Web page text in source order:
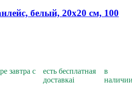
белый, 20х20 см, 100
завтра с
есть бесплатная
доставкаi
в